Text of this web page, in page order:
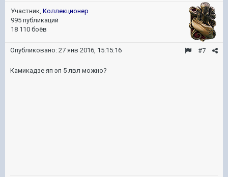
Участник, Коллекционер
995 публикаций
18 110 боёв
#7
Опубликовано: 27 янв 2016, 15:15:16
Камикадзе яп эп 5 лвл можно?